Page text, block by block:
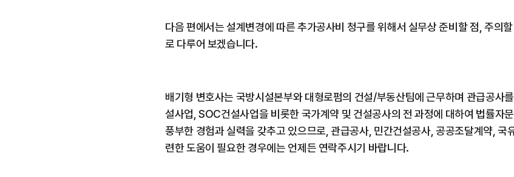
다음 편에서는 설계변경에 따른 추가공사비 청구를 위해서 실무상 준비할 점, 주의
로 다루어 보겠습니다.
배기형 변호사는 국방시설본부와 대형로펌의 건설/부동산팀에 근무하며 관급공사
설사업, SOC건설사업을 비롯한 국가계약 및 건설공사의 전 과정에 대하여 법률자
풍부한 경험과 실력을 갖추고 있으므로, 관급공사, 민간건설공사, 공공조달계약, 국
련한 도움이 필요한 경우에는 언제든 연락주시기 바랍니다.